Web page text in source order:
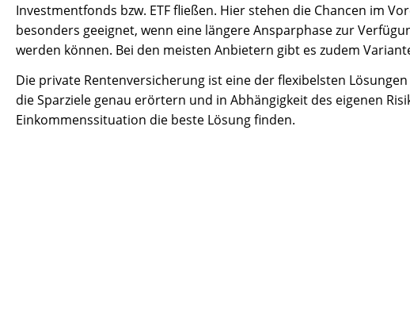
Investmentfonds bzw. ETF fließen. Hier stehen die Chancen im
besonders geeignet, wenn eine längere Ansparphase zur
werden können. Bei den meisten Anbietern gibt es zudem
Die private Rentenversicherung ist eine der flexibelsten
die Sparziele genau erörtern und in Abhängigkeit des eigenen
Einkommenssituation die beste Lösung finden.